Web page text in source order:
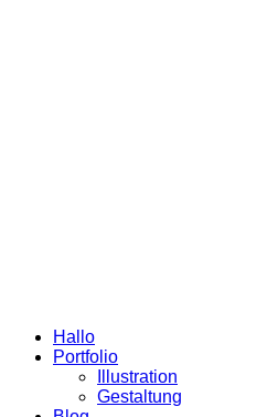
Hallo
Portfolio
Illustration
Gestaltung